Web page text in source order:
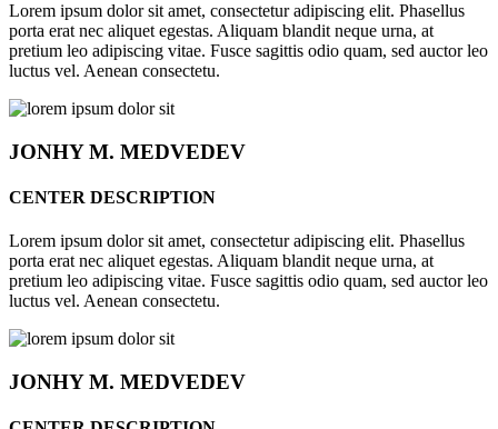
Lorem ipsum dolor sit amet, consectetur adipiscing elit. Phasellus
porta erat nec aliquet egestas. Aliquam blandit neque urna, at
pretium leo adipiscing vitae. Fusce sagittis odio quam, sed auctor leo
luctus vel. Aenean consectetu.
JONHYM. MEDVEDEV
CENTER DESCRIPTION
Lorem ipsum dolor sit amet, consectetur adipiscing elit. Phasellus
porta erat nec aliquet egestas. Aliquam blandit neque urna, at
pretium leo adipiscing vitae. Fusce sagittis odio quam, sed auctor leo
luctus vel. Aenean consectetu.
JONHYM. MEDVEDEV